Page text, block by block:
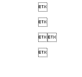



